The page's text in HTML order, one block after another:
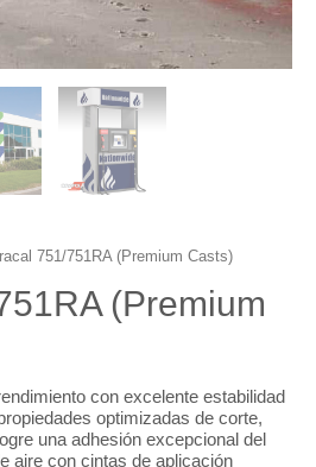
751/751RA (Premium Casts)
(Premium
con excelente estabilidad
optimizadas de corte,
una adhesión excepcional del
aire con cintas de aplicación